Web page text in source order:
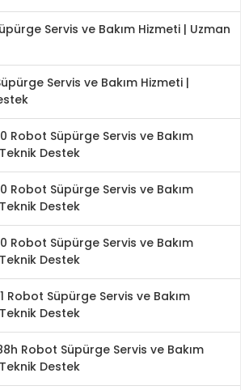
Servis ve Bakım Hizmeti | Uzman
Servis ve Bakım Hizmeti |
Robot Süpürge Servis ve Bakım
Destek
Robot Süpürge Servis ve Bakım
Destek
Robot Süpürge Servis ve Bakım
Destek
Robot Süpürge Servis ve Bakım
Destek
Robot Süpürge Servis ve Bakım
Destek